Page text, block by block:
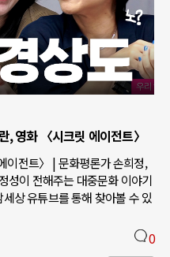
, 영화 〈시크릿 에이전트〉
이전트〉 | 문화평론가 손희정,
성이 전해주는 대중문화 이야기
상 유튜브를 통해 찾아볼 수 있
0